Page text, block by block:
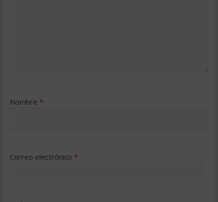
Nombre *
Correo electrónico *